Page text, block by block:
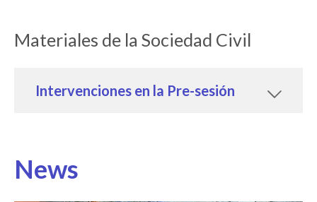
Materiales de la Sociedad Civil
Intervenciones en la Pre-sesión
News